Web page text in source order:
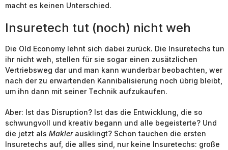
macht es keinen Unterschied.
Insuretech tut (noch) nicht weh
Die Old Economy lehnt sich dabei zurück. Die Insuretechs tun
ihr nicht weh, stellen für sie sogar einen zusätzlichen
Vertriebsweg dar und man kann wunderbar beobachten, wer
nach der zu erwartenden Kannibalisierung noch übrig bleibt,
um ihn dann mit seiner Technik aufzukaufen.
Aber: Ist das Disruption? Ist das die Entwicklung, die so
schwungvoll und kreativ begann und alle begeisterte? Und
die jetzt als Maklerausklingt? Schon tauchen die ersten
Insuretechs auf, die alles sind, nur keine Insuretechs: große